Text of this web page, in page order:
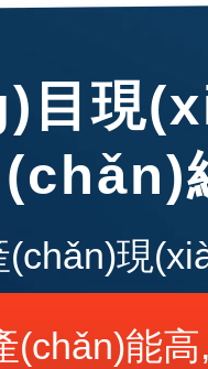
目現
(chǎn)
現
(chǎn)能高